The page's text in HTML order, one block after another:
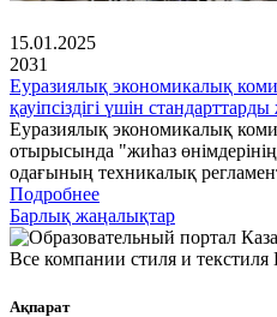
15.01.2025
2031
Еуразиялық экономикалық
қауіпсіздігі үшін
Еуразиялық экономикалық
отырысында "жиһаз өнімдерінің
одағының техникалық
Подробнее
Барлық жаңалықтар
Все компании стиля и текстиля
Ақпарат